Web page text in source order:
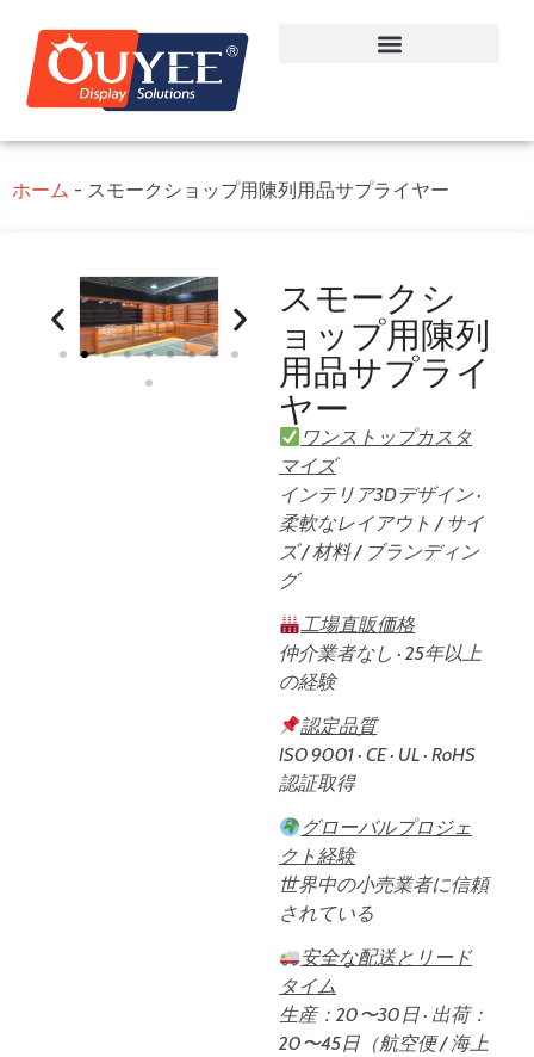
ホーム - スモークショップ用陳列用品サプライヤー
スモークシ
ョップ用陳列
用品サプライ
ヤー
ワンストップカスタ
マイズ
インテリア3Dデザイン ·
柔軟なレイアウト / サイ
ズ / 材料 / ブランディン
グ
工場直販価格
仲介業者なし · 25年以上
の経験
認定品質
ISO 9001 · CE · UL · RoHS
認証取得
グローバルプロジェ
クト経験
世界中の小売業者に信頼
されている
安全な配送とリード
タイム
生産：20〜30日 · 出荷：
20〜45日（航空便 / 海上